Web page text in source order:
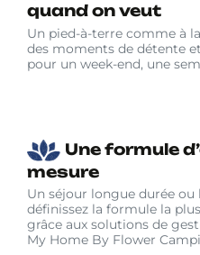
quand on veut
Un pied-à-terre comme à
des moments de détente
pour un week-end, une
Une formule
mesure
Un séjour longue durée ou
définissez la formule la
grâce aux solutions de
My Home By Flower